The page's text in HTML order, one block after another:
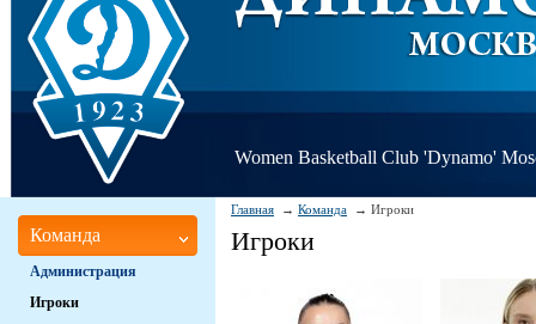
Women Basketball Club 'Dynamo'
Главная Команда Игроки
Игроки
Команда
Администрация
Игроки